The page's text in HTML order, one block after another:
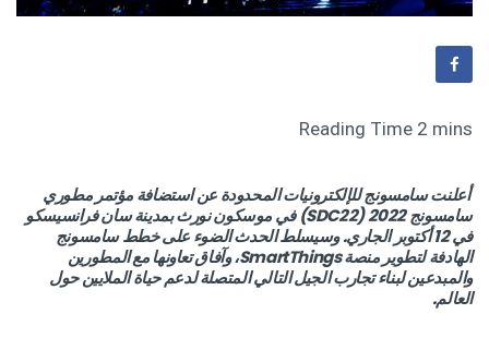
أعلنت سامسونج للإلكترونيات المحدودة عن استضافة مؤتمر مطوري
سامسونج 2022 (SDC22) في موسكون نورث بمدينة سان فرانسيسكو
في 12 أكتوبر الجاري. وسيسلط الحدث الضوء على خطط سامسونج
الهادفة لتطوير منصة SmartThings، وآفاق تعاونها مع المطورين
والمبدعين لبناء تجارب الجيل التالي المتصلة لدعم حياة الملايين حول
العالم.